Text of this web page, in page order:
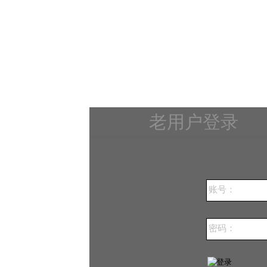
老用户登录
账号：
密码：